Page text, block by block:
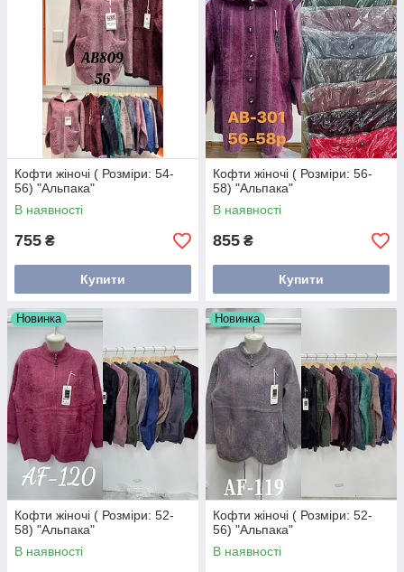
Кофти жіночі ( Розміри: 54-
56) "Альпака"
В наявності
755 ₴
Купити
Кофти жіночі ( Розміри: 56-
58) "Альпака"
В наявності
855 ₴
Купити
Новинка
Кофти жіночі ( Розміри: 52-
58) "Альпака"
В наявності
Новинка
Кофти жіночі ( Розміри: 52-
56) "Альпака"
В наявності